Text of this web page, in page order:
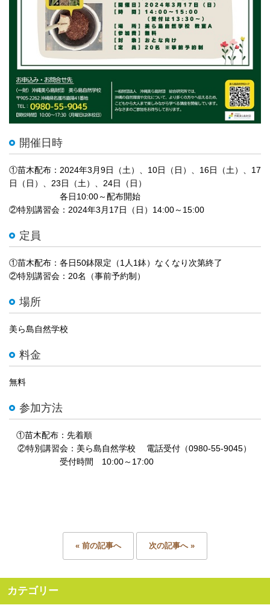
開催日時
①苗木配布：2024年3月9日（土）、10日（日）、16日（土）、17
日（日）、23日（土）、24日（日）
各日10:00～配布開始
②特別講習会：2024年3月17日（日）14:00～15:00
定員
①苗木配布：各日50鉢限定（1人1鉢）なくなり次第終了
②特別講習会：20名（事前予約制）
場所
美ら島自然学校
料金
無料
参加方法
①苗木配布：先着順
②特別講習会：美ら島自然学校 電話受付（0980-55-9045）
受付時間 10:00～17:00
« 前の記事へ 次の記事へ »
カテゴリー